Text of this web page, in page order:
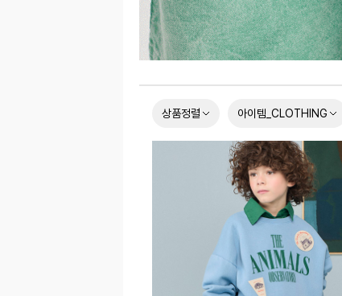
상품정렬 아이템_CLOTHING